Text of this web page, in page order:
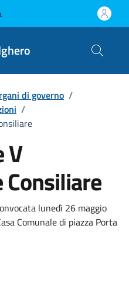
di governo /
/
V
lunedì 26 maggio
Comunale di piazza Porta